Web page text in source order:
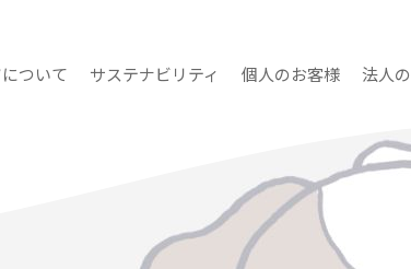
について サステナビリティ 個人のお客様 法人